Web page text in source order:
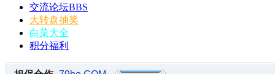
交流论坛BBS
大转盘抽奖
白菜大全
积分福利